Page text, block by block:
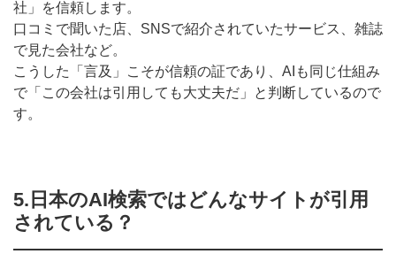
社」を信頼します。
口コミで聞いた店、SNSで紹介されていたサービス、雑誌
で見た会社など。
こうした「言及」こそが信頼の証であり、AIも同じ仕組み
で「この会社は引用しても大丈夫だ」と判断しているので
す。
5.日本のAI検索ではどんなサイトが引用
されている？